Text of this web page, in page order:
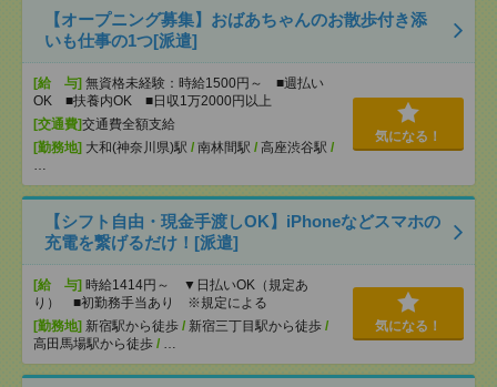
【オープニング募集】おばあちゃんのお散歩付き添
いも仕事の1つ[派遣]
[給 与] 無資格未経験：時給1500円～ ■週払い
OK ■扶養内OK ■日収1万2000円以上
[交通費]交通費全額支給
[勤務地] 大和(神奈川県)駅 / 南林間駅 / 高座渋谷駅 /
…
気になる！
【シフト自由・現金手渡しOK】iPhoneなどスマホの
充電を繋げるだけ！[派遣]
[給 与] 時給1414円～ ▼日払いOK（規定あ
り） ■初勤務手当あり ※規定による
[勤務地] 新宿駅から徒歩 / 新宿三丁目駅から徒歩 /
高田馬場駅から徒歩 / …
気になる！